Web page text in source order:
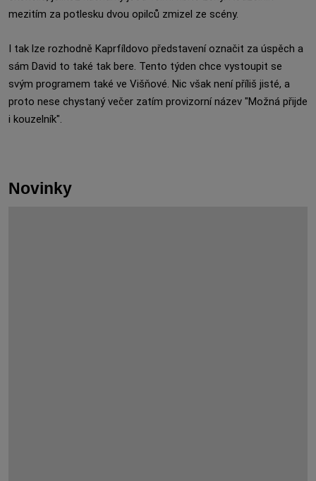
mezitím za potlesku dvou opilců zmizel ze scény.
I tak lze rozhodně Kaprfíldovo představení označit za úspěch a
sám David to také tak bere. Tento týden chce vystoupit se
svým programem také ve Višňové. Nic však není příliš jisté, a
proto nese chystaný večer zatím provizorní název "Možná přijde
i kouzelník".
Novinky